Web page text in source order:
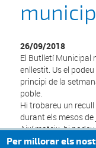
26/09/2018
El Butlletí Municipal
enllestit. Us el
principi de la
poble.
Hi trobareu un
durant els mesos
Així mateix, hi
Major i novetats
Per millorar els